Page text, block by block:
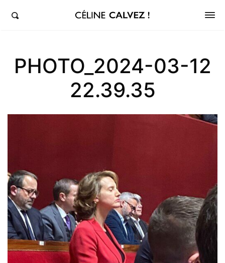
Céline Calvez, députée de la 5ème circonscription des Hauts-de-Seine et Clichy-Levallois
PHOTO_2024-03-12
22.39.35